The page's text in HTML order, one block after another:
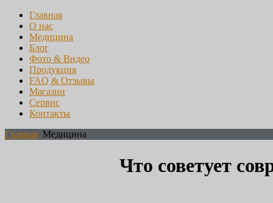
Главная
О нас
Медицина
Блог
Фото & Видео
Продукция
FAQ & Отзывы
Магазин
Сервис
Контакты
Главная Медицина
Что советует